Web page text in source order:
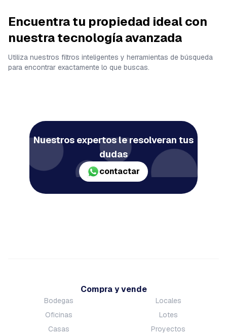
Encuentra tu propiedad ideal con
nuestra tecnología avanzada
Utiliza nuestros filtros inteligentes y herramientas de búsqueda
para encontrar exactamente lo que buscas.
Nuestros expertos le resolveran tus
dudas
contactar
Compra y vende
Bodegas
Locales
Oficinas
Lotes
Casas
Proyectos